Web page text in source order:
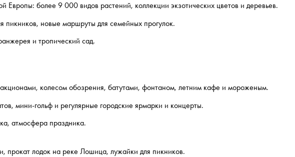
Европы: более 9 000 видов растений, коллекции экзотических цветов и деревьев.
пикников, новые маршруты для семейных прогулок.
и тропический сад.
колесом обозрения, батутами, фонтаном, летним кафе и мороженым.
мини-гольф и регулярные городские ярмарки и концерты.
атмосфера праздника.
прокат лодок на реке Лошица, лужайки для пикников.